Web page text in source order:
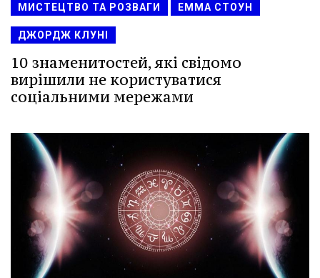
МИСТЕЦТВО ТА РОЗВАГИ ЕММА СТОУН
ДЖОРДЖ КЛУНІ
10 знаменитостей, які свідомо
вирішили не користуватися
соціальними мережами